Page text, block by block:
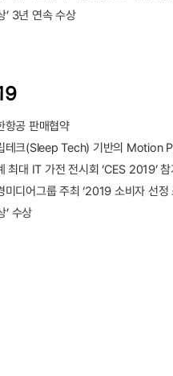
’ 3년 연속 수상
항공 판매협약
테크(Sleep Tech) 기반의 Motion
최대 IT 가전 전시회 ‘CES 2019’
미디어그룹 주최 ‘2019 소비자 선정
’ 수상